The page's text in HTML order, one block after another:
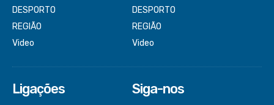
DESPORTO
REGIÃO
Video
DESPORTO
REGIÃO
Video
Ligações Siga-nos